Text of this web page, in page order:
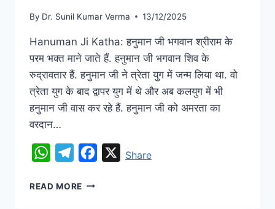
By Dr. Sunil Kumar Verma 13/12/2025
Hanuman Ji Katha: हनुमान जी भगवान श्रीराम के
परम भक्त माने जाते हैं. हनुमान जी भगवान शिव के
रुद्रावतार हैं. हनुमान जी ने त्रेता युग में जन्म लिया था. वो
त्रेता युग के बाद द्वापर युग में थे और अब कलयुग में भी
हनुमान जी वास कर रहे हैं. हनुमान जी को अमरता का
वरदान…
WhatsAppTelegramFacebook
XShare
READ MORE